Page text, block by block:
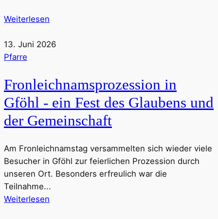
Weiterlesen
13. Juni 2026
Pfarre
Fronleichnamsprozession in
Gföhl - ein Fest des Glaubens und
der Gemeinschaft
Am Fronleichnamstag versammelten sich wieder viele
Besucher in Gföhl zur feierlichen Prozession durch
unseren Ort. Besonders erfreulich war die
Teilnahme...
Weiterlesen